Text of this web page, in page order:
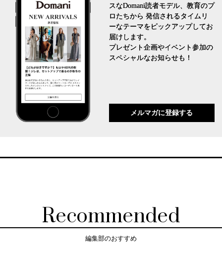
スなDomani読者モデル、教育のプ
ロたちから 発信されるタイムリ
ーなテーマをピックアップしてお
届けします。
プレゼント企画やイベント参加の
スペシャルなお知らせも！
メルマガに登録する
Recommended
編集部のおすすめ